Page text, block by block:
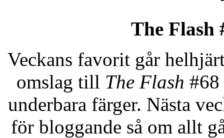
The Flash
Veckans favorit går
omslag till The Flash #68
underbara färger. Nästa
för bloggande så om allt